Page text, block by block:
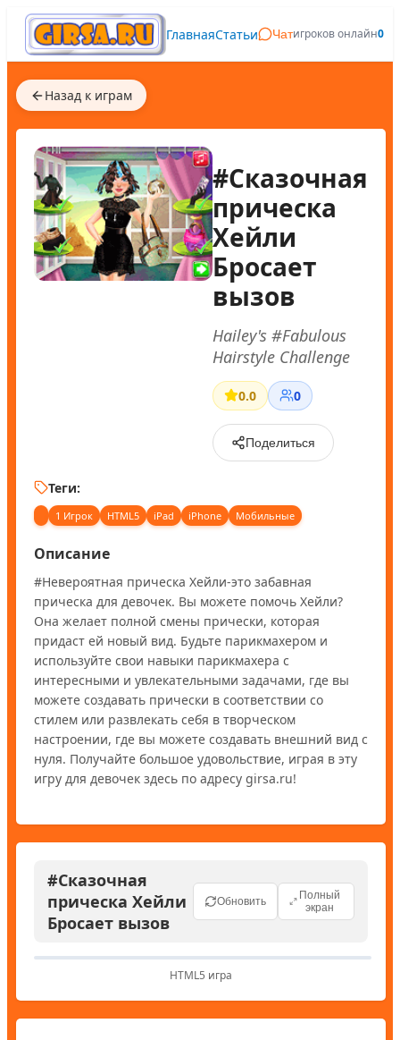
ГлавнаяСтатьи Чатигроков онлайн0
Назад к играм
#Сказочная
прическа
Хейли
Бросает
вызов
Hailey's #Fabulous
Hairstyle Challenge
0.0 0
Поделиться
Теги:
1 Игрок HTML5 iPad iPhone Мобильные
Описание
#Невероятная прическа Хейли-это забавная
прическа для девочек. Вы можете помочь Хейли?
Она желает полной смены прически, которая
придаст ей новый вид. Будьте парикмахером и
используйте свои навыки парикмахера с
интересными и увлекательными задачами, где вы
можете создавать прически в соответствии со
стилем или развлекать себя в творческом
настроении, где вы можете создавать внешний вид с
нуля. Получайте большое удовольствие, играя в эту
игру для девочек здесь по адресу girsa.ru!
#Сказочная
прическа Хейли
Бросает вызов
Обновить
Полный
экран
HTML5 игра